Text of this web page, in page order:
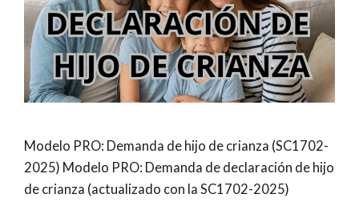
Modelo PRO: Demanda de hijo de crianza (SC1702-
2025) Modelo PRO: Demanda de declaración de hijo
de crianza (actualizado con la SC1702-2025)